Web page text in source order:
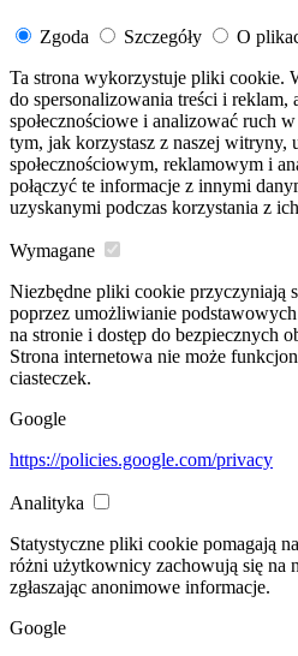
Zgoda Szczegóły
O
Ta strona wykorzystuje pliki cookie.
do spersonalizowania treści i
społecznościowe i analizować ruch
tym, jak korzystasz z naszej witryny,
społecznościowym, reklamowym i
połączyć te informacje z innymi
uzyskanymi podczas korzystania z ich
Wymagane
Niezbędne pliki cookie przyczyniają
poprzez umożliwianie
na stronie i dostęp do bezpiecznych
Strona internetowa nie może
ciasteczek.
Google
https://policies.google.com/privacy
Analityka
Statystyczne pliki cookie pomagają
różni użytkownicy zachowują się na
zgłaszając anonimowe informacje.
Google